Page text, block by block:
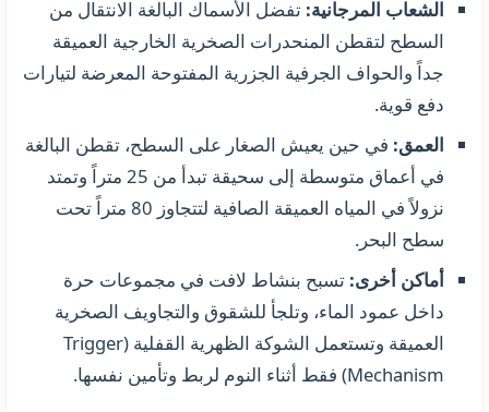
الشعاب المرجانية: تفضل الأسماك البالغة الانتقال من
السطح لتقطن المنحدرات الصخرية الخارجية العميقة
جداً والحواف الجرفية الجزرية المفتوحة المعرضة لتيارات
دفع قوية.
العمق: في حين يعيش الصغار على السطح، تقطن البالغة
في أعماق متوسطة إلى سحيقة تبدأ من 25 متراً وتمتد
نزولاً في المياه العميقة الصافية لتتجاوز 80 متراً تحت
سطح البحر.
أماكن أخرى: تسبح بنشاط لافت في مجموعات حرة
داخل عمود الماء، وتلجأ للشقوق والتجاويف الصخرية
العميقة وتستعمل الشوكة الظهرية القفلية (Trigger
Mechanism) فقط أثناء النوم لربط وتأمين نفسها.